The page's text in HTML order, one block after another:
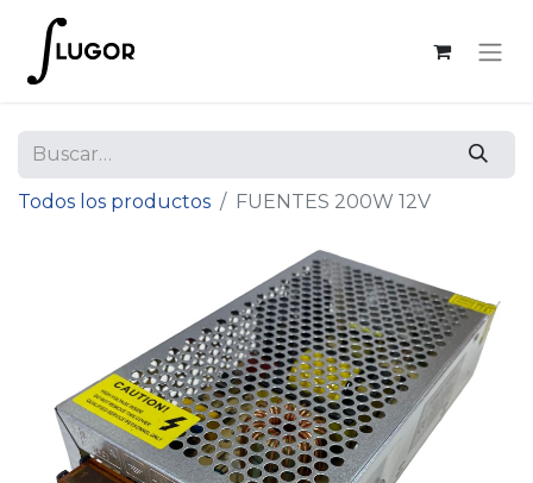
Todos los productos FUENTES 200W 12V